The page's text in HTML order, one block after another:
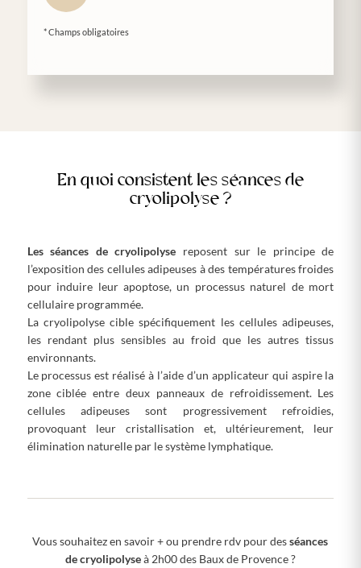
* Champs obligatoires
En quoi consistent les séances de
cryolipolyse ?
Les séances de cryolipolyse reposent sur le principe de
l’exposition des cellules adipeuses à des températures froides
pour induire leur apoptose, un processus naturel de mort
cellulaire programmée.
La cryolipolyse cible spécifiquement les cellules adipeuses,
les rendant plus sensibles au froid que les autres tissus
environnants.
Le processus est réalisé à l’aide d’un applicateur qui aspire la
zone ciblée entre deux panneaux de refroidissement. Les
cellules adipeuses sont progressivement refroidies,
provoquant leur cristallisation et, ultérieurement, leur
élimination naturelle par le système lymphatique.
Vous souhaitez en savoir + ou prendre rdv pour desséances
de cryolipolyseà 2h00 des Baux de Provence ?